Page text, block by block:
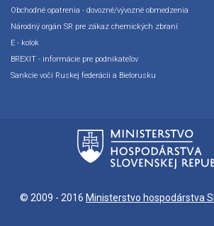
Obchodné opatrenia - dovozné/vývozné obmedzenia
Národný orgán SR pre zákaz chemických zbraní
E - kolok
BREXIT - informácie pre podnikateľov
Sankcie voči Ruskej federácii a Bielorusku
© 2009 - 2016 Ministerstvo hospodárstva